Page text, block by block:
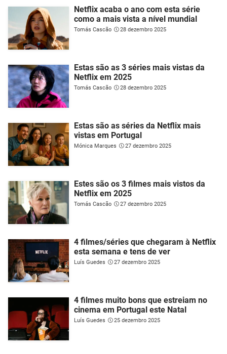
Netflix acaba o ano com esta série
como a mais vista a nível mundial
Tomás Cascão 28 dezembro 2025
Estas são as 3 séries mais vistas da
Netflix em 2025
Tomás Cascão 28 dezembro 2025
Estas são as séries da Netflix mais
vistas em Portugal
Mónica Marques 27 dezembro 2025
Estes são os 3 filmes mais vistos da
Netflix em 2025
Tomás Cascão 27 dezembro 2025
4 filmes/séries que chegaram à Netflix
esta semana e tens de ver
Luís Guedes 27 dezembro 2025
4 filmes muito bons que estreiam no
cinema em Portugal este Natal
Luís Guedes 25 dezembro 2025